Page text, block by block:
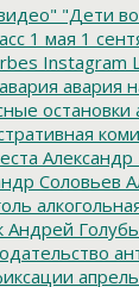
"Дети
1 мая 1
Instagram
авария авария
остановки
Александр
Соловьев
Андрей Голубь
апрель